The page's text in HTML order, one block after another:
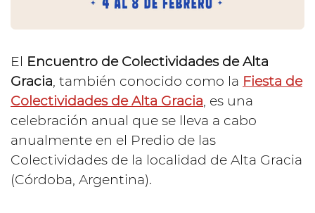
El Encuentro de Colectividades de Alta
Gracia, también conocido como la Fiesta de
Colectividades de Alta Gracia, es una
celebración anual que se lleva a cabo
anualmente en el Predio de las
Colectividades de la localidad de Alta Gracia
(Córdoba, Argentina).